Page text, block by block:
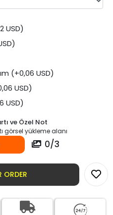
USD)
(+0,06 USD)
USD)
USD)
ve Özel Not
görsel yükleme alanı
0/3
ORDER